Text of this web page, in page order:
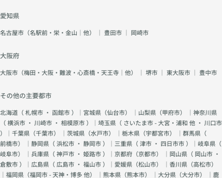
愛知県
名古屋市（名駅前・栄・金山｜他） ｜ 豊田市 ｜ 岡崎市
大阪府
大阪市（梅田・大阪・難波・心斎橋・天王寺｜他） ｜ 堺市 ｜ 東大阪市 ｜ 豊中市
その他の主要都市
北海道（札幌市 ・ 函館市）｜宮城県（仙台市） ｜山梨県（甲府市） ｜神奈川県
（横浜市 ・ 川崎市 ・ 相模原市）｜埼玉県（ さいたま市 - 大宮・浦和 他 ・ 川口市
）｜千葉県（千葉市） ｜茨城県（水戸市） ｜栃木県（宇都宮市） ｜群馬県（
前橋市） ｜静岡県（浜松市 ・ 静岡市）｜三重県（津市 ・ 四日市市）｜岐阜県（
岐阜市） ｜兵庫県（神戸市 ・ 姫路市）｜京都府（京都市） ｜岡山県（ 岡山市 ・
倉敷市）｜広島県（ 広島市 ・ 福山市）｜愛媛県（松山市） ｜香川県（高松市）
｜福岡県（福岡市 - 天神・博多 他） ｜熊本県（熊本市） ｜大分県（大分市） ｜鹿